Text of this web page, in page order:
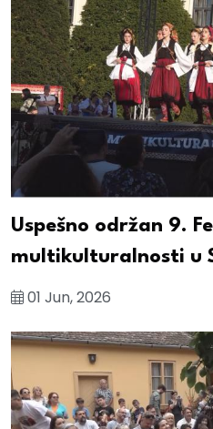
Uspešno održan 9.
multikulturalnosti u
01 Jun, 2026